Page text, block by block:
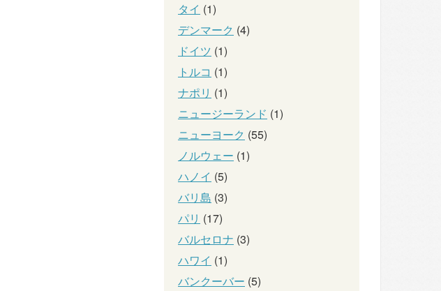
タイ (1)
デンマーク (4)
ドイツ (1)
トルコ (1)
ナポリ (1)
ニュージーランド (1)
ニューヨーク (55)
ノルウェー (1)
ハノイ (5)
バリ島 (3)
パリ (17)
バルセロナ (3)
ハワイ (1)
バンクーバー (5)